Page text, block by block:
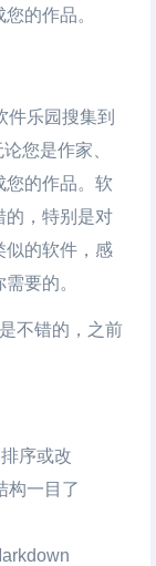
的作品。
件乐园搜集到
您是作家、
您的作品。软
的，特别是对
似的软件，感
要的。
不错的，之前
序或改
构一目了